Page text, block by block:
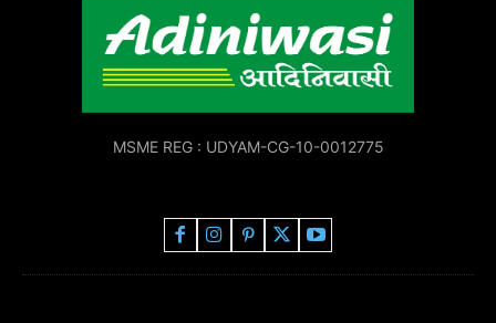
MSME REG : UDYAM-CG-10-0012775